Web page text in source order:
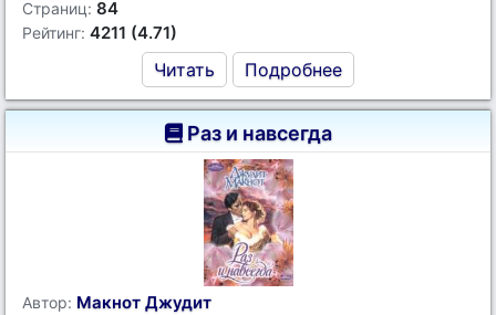
Страниц: 84
Рейтинг: 4211 (4.71)
Читать Подробнее
Раз и навсегда
Автор: Макнот Джудит